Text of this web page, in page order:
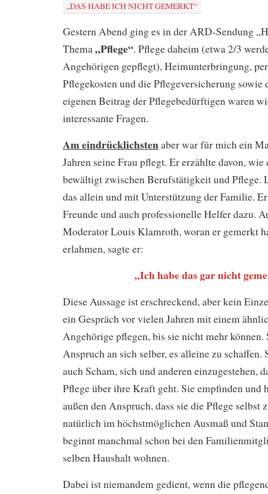
„DAS HABE ICH NICHT GEMERKT“
Gestern Abend ging es in der ARD-Sendung
Thema„Pflege“. Pflege daheim (etwa 2/3
Angehörigen gepflegt), Heimunterbringung,
Pflegekosten und die Pflegeversicherung sowie
eigenen Beitrag der Pflegebedürftigen waren
interessante Fragen.
Am eindrücklichstenaber war für mich ein
Jahren seine Frau pflegt. Er erzählte davon,
bewältigt zwischen Berufstätigkeit und Pflege.
das allein und mit Unterstützung der Familie.
Freunde und auch professionelle Helfer dazu.
Moderator Louis Klamroth, woran er gemerkt
erlahmen, sagte er:
„Ich habe das gar nicht
Diese Aussage ist erschreckend, aber kein
ein Gespräch vor vielen Jahren mit einem
Angehörige pflegen, bis sie nicht mehr können.
Anspruch an sich selber, es alleine zu
auch Scham, sich und anderen einzugestehen,
Pflege über ihre Kraft geht. Sie empfinden und
außen den Anspruch, dass sie die Pflege selbst
natürlich im höchstmöglichen Ausmaß und
beginnt manchmal schon bei den
selben Haushalt wohnen.
Dabei ist niemandem gedient, wenn die